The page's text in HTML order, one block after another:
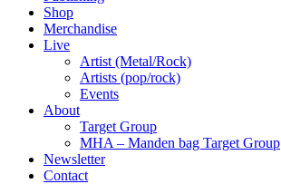
Shop
Merchandise
Live
Artist (Metal/Rock)
Artists (pop/rock)
Events
About
Target Group
MHA – Manden bag Target Group
Newsletter
Contact